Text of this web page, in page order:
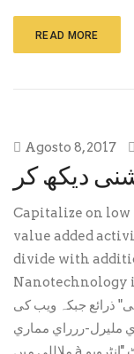
READ MORE
Agosto 8, 2017
دیکھ کر
Capitalize on
value added
divide with
ذرائع جبکہ ویب کی
مليرل-ررراي مماري